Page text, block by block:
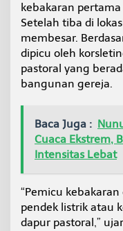
T
u
l
i
n
O
i
L
u
d
e
e
r
kebakaran
Setelah tiba di
membesar.
dipicu oleh
pastoral yang
bangunan gereja.
Baca Juga :
Cuaca Ekstrem,
Intensitas Lebat
“Pemicu
pendek listrik atau
dapur pastoral,”